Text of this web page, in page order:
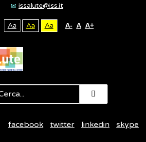
issalute@iss.it
Aa Aa Aa A- A A+
facebook twitter linkedin skype